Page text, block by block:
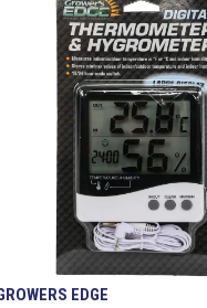
EDGE